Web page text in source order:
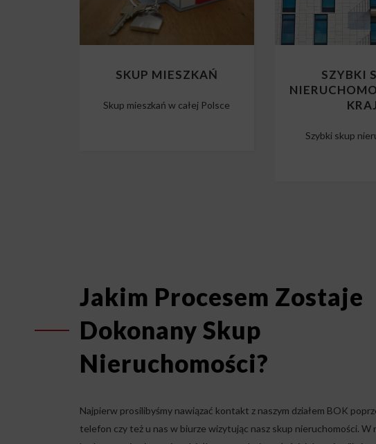
SKUP MIESZKAŃ
Skup mieszkań w całej Polsce
SZYBKI
KRAJ
Szybki skup
Jakim Procesem Zostaje
Dokonany Skup
Nieruchomości?
Najpierw prosilibyśmy nawiązać kontakt z naszym działem BOK
telefon czy też u nas w biurze wizytując nasz skup nieruchomości. W